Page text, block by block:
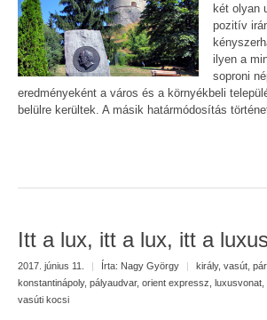
két olyan
pozitív
ilyen a
soproni
eredményeként a város és a környékbeli
belülre kerültek. A másik határmódosítás
Itt a lux, itt a lux, itt a
2017. június 11. | Írta: Nagy György | király, vasút
konstantinápoly, pályaudvar, orient expressz luxusvonat
vasúti kocsi